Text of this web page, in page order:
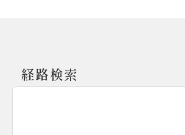
経路検索